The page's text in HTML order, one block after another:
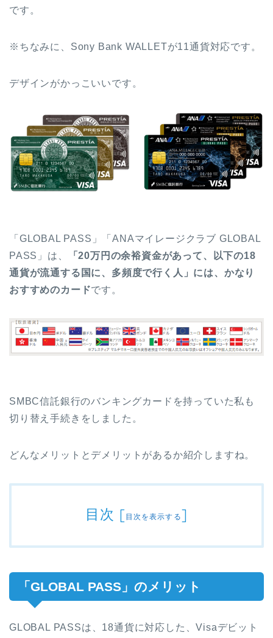
です。
※ちなみに、Sony Bank WALLETが11通貨対応です。
デザインがかっこいいです。
「GLOBAL PASS」「ANAマイレージクラブ GLOBAL
PASS」は、
「20万円の余裕資金があって、以下の18
通貨が流通する国に、多頻度で行く人」には、かなり
おすすめのカードです。
SMBC信託銀行のバンキングカードを持っていた私も
切り替え手続きをしました。
どんなメリットとデメリットがあるか紹介しますね。
目次 [目次を表示する]
「GLOBAL PASS」のメリット
GLOBAL PASSは、18通貨に対応した、Visaデビット